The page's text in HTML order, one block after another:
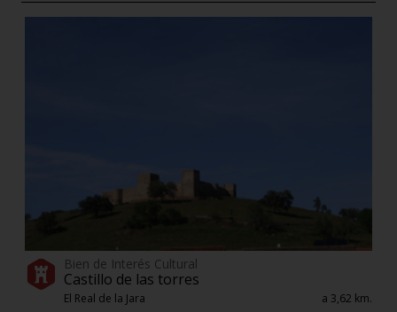
Bien de Interés Cultural
Castillo de las torres
El Real de la Jara a 3,62 km.